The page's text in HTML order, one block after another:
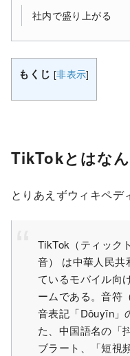
社内で盛り上がる
もくじ [非表示]
TikTokとはな
とりあえずウィキペデ
TikTok（ティック
音） は中華人民共
ているモバイル向
ームである。音符
音表記「Dǒuyīn」
た、中国語名の「
ブラート、「短視